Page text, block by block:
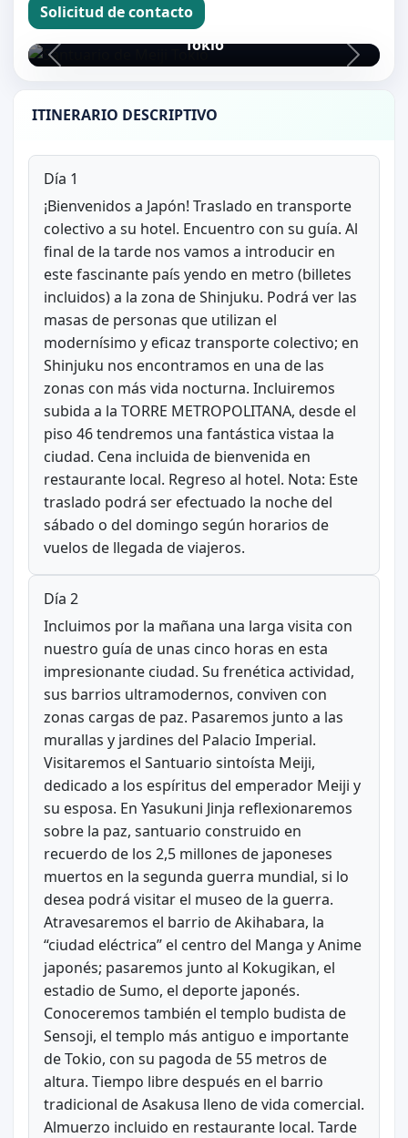
Solicitud de contacto
Santuario de Meiji
Tokio
ITINERARIO DESCRIPTIVO
Día 1
¡Bienvenidos a Japón! Traslado en transporte
colectivo a su hotel. Encuentro con su guía. Al
final de la tarde nos vamos a introducir en
este fascinante país yendo en metro (billetes
incluidos) a la zona de Shinjuku. Podrá ver las
masas de personas que utilizan el
modernísimo y eficaz transporte colectivo; en
Shinjuku nos encontramos en una de las
zonas con más vida nocturna. Incluiremos
subida a la TORRE METROPOLITANA, desde el
piso 46 tendremos una fantástica vistaa la
ciudad. Cena incluida de bienvenida en
restaurante local. Regreso al hotel. Nota: Este
traslado podrá ser efectuado la noche del
sábado o del domingo según horarios de
vuelos de llegada de viajeros.
Día 2
Incluimos por la mañana una larga visita con
nuestro guía de unas cinco horas en esta
impresionante ciudad. Su frenética actividad,
sus barrios ultramodernos, conviven con
zonas cargas de paz. Pasaremos junto a las
murallas y jardines del Palacio Imperial.
Visitaremos el Santuario sintoísta Meiji,
dedicado a los espíritus del emperador Meiji y
su esposa. En Yasukuni Jinja reflexionaremos
sobre la paz, santuario construido en
recuerdo de los 2,5 millones de japoneses
muertos en la segunda guerra mundial, si lo
desea podrá visitar el museo de la guerra.
Atravesaremos el barrio de Akihabara, la
“ciudad eléctrica” el centro del Manga y Anime
japonés; pasaremos junto al Kokugikan, el
estadio de Sumo, el deporte japonés.
Conoceremos también el templo budista de
Sensoji, el templo más antiguo e importante
de Tokio, con su pagoda de 55 metros de
altura. Tiempo libre después en el barrio
tradicional de Asakusa lleno de vida comercial.
Almuerzo incluido en restaurante local. Tarde